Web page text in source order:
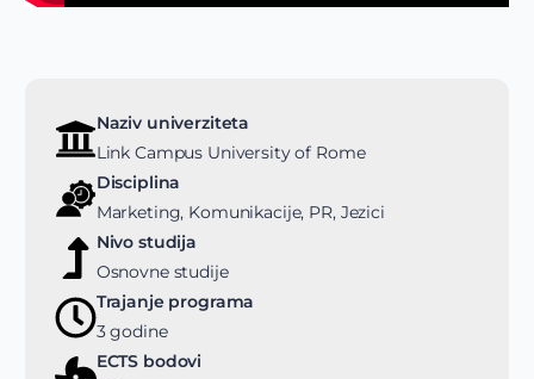
Naziv univerziteta
Link Campus University of Rome
Disciplina
Marketing, Komunikacije, PR, Jezici
Nivo studija
Osnovne studije
Trajanje programa
3 godine
ECTS bodovi